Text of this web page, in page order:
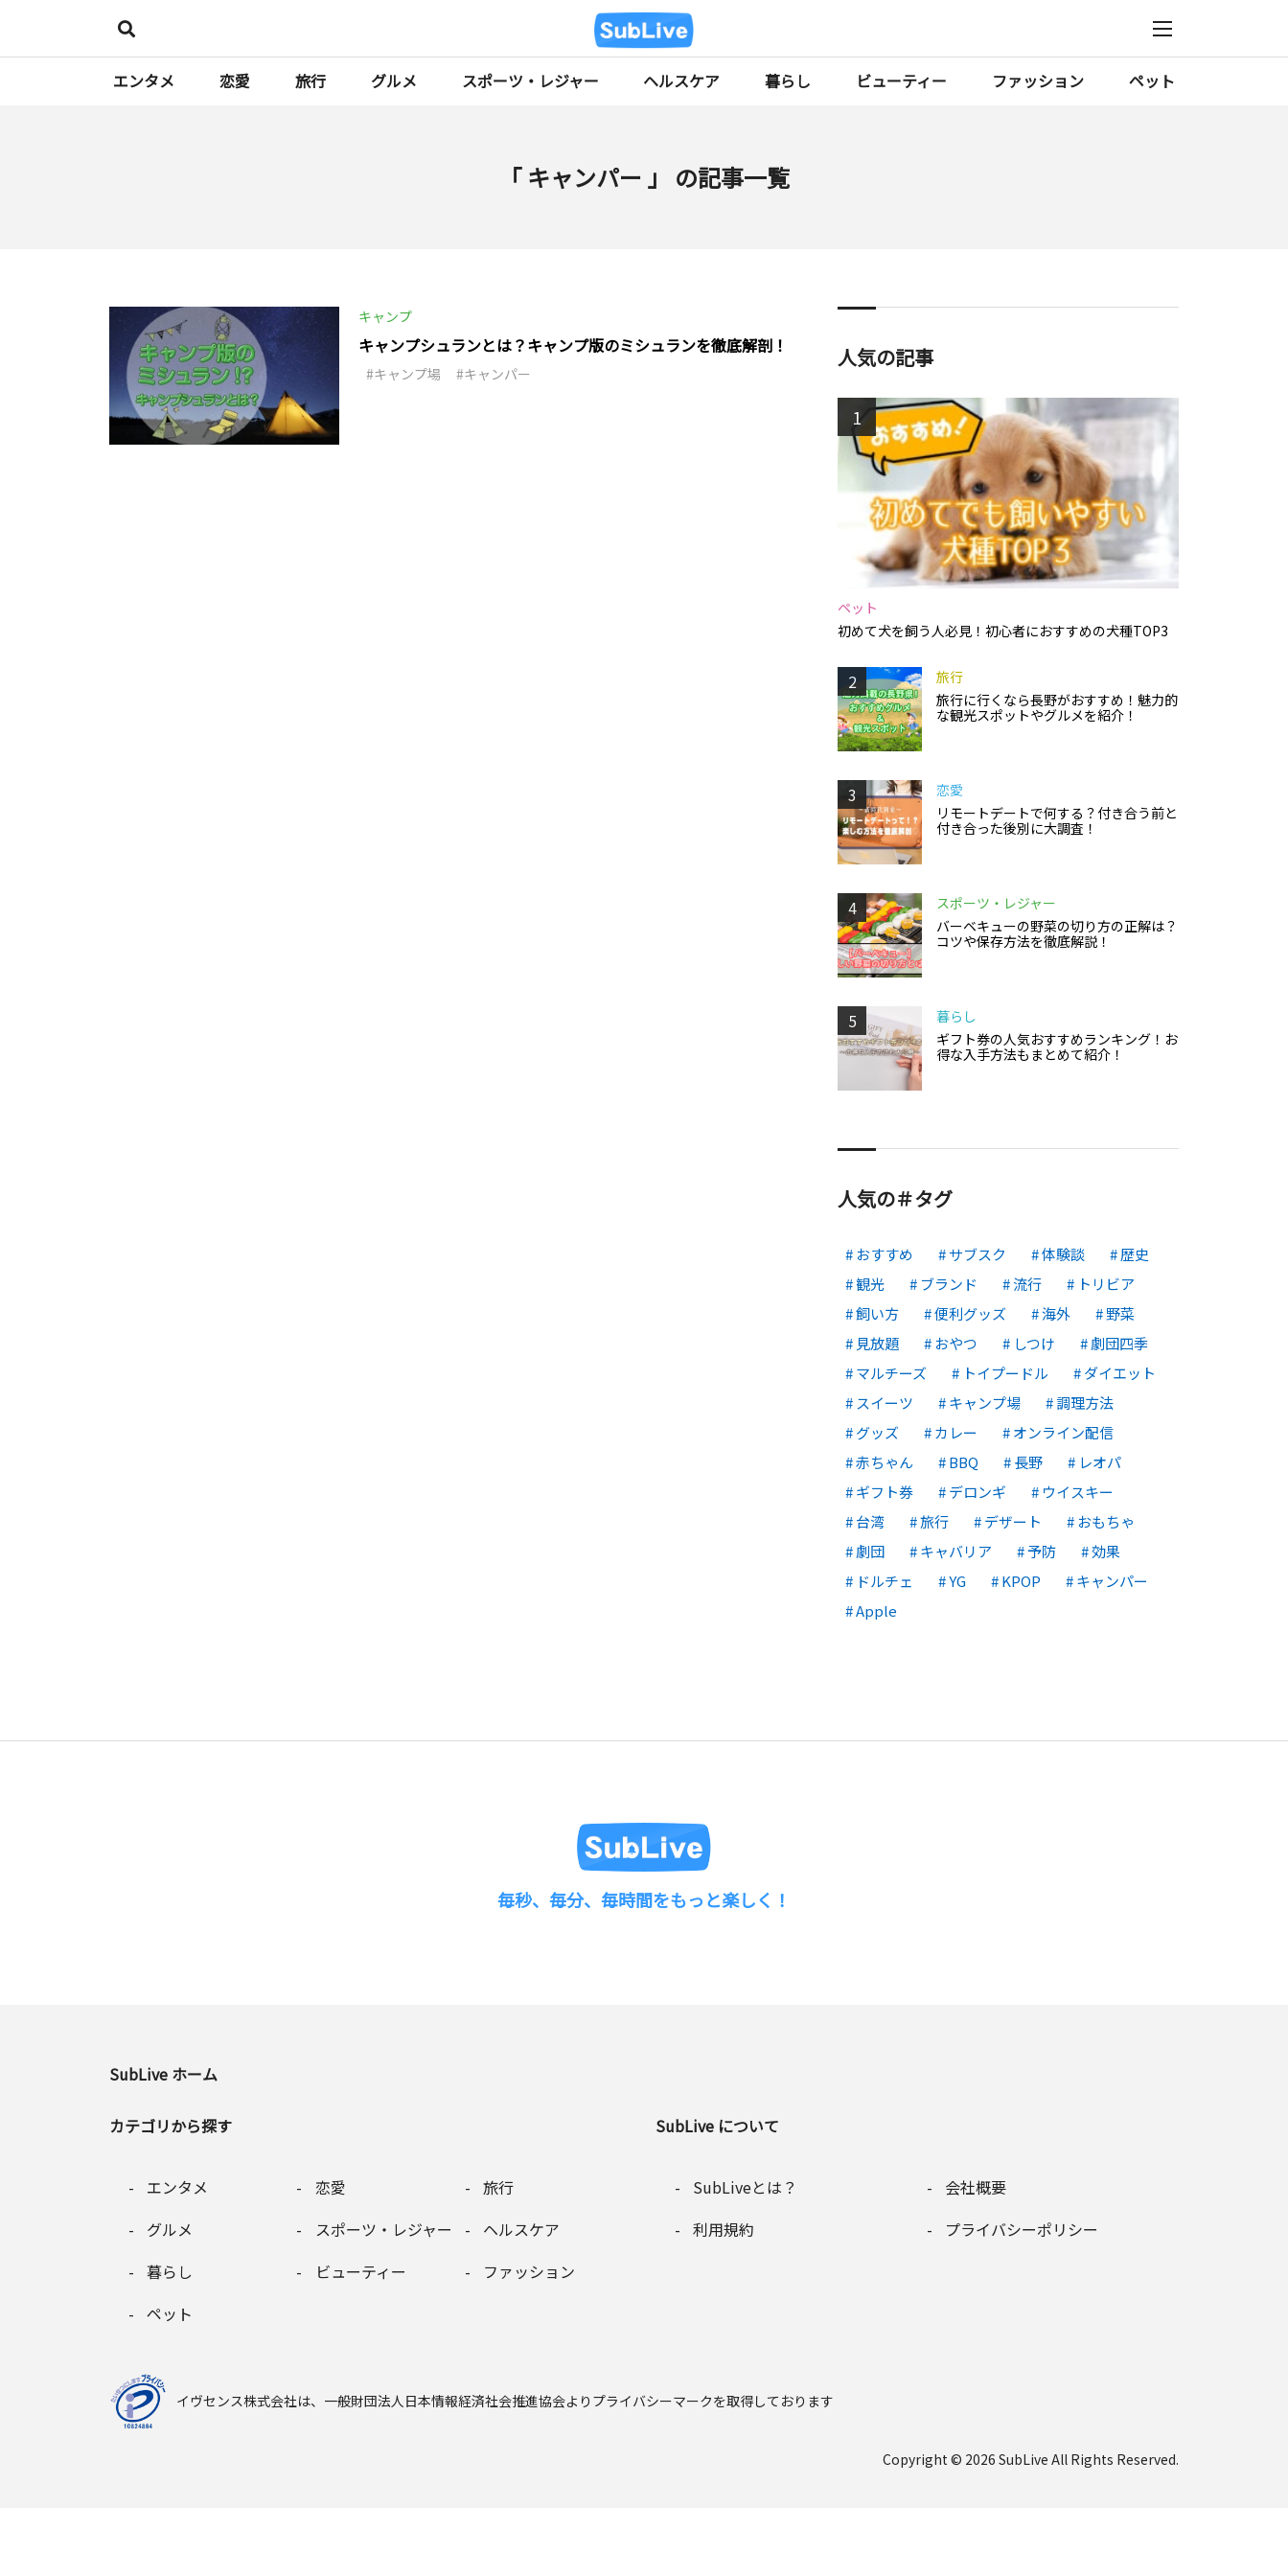
エンタメ 恋愛 旅行 グルメ スポーツ・レジャー ヘルスケア 暮らし ビューティー ファッション ペット
「 キャンパー 」 の記事一覧
キャンプ
キャンプシュランとは？キャンプ版のミシュランを徹底解剖！
キャンプ場 キャンパー
人気の記事
1
ペット
初めて犬を飼う人必見！初心者におすすめの犬種TOP3
2
旅行
旅行に行くなら長野がおすすめ！魅力的
な観光スポットやグルメを紹介！
3
恋愛
リモートデートで何する？付き合う前と
付き合った後別に大調査！
4
スポーツ・レジャー
バーベキューの野菜の切り方の正解は？
コツや保存方法を徹底解説！
5
暮らし
ギフト券の人気おすすめランキング！お
得な入手方法もまとめて紹介！
人気の＃タグ
おすすめ サブスク 体験談
歴史
観光
ブランド 流行
トリビア
飼い方
便利グッズ 海外
野菜
見放題
おやつ しつけ
劇団四季
マルチーズ
トイプードル
ダイエット
スイーツ
キャンプ場
調理方法
グッズ
カレー
オンライン配信
赤ちゃん
BBQ 長野
レオパ
ギフト券
デロンギ
ウイスキー
台湾
旅行 デザート
おもちゃ
劇団
キャバリア 予防
効果
ドルチェ
YG KPOP
キャンパー
Apple
毎秒、毎分、毎時間をもっと楽しく！
SubLive ホーム
カテゴリから探す
エンタメ 恋愛
旅行
グルメ
スポーツ・レジャー
ヘルスケア
暮らし
ビューティー
ファッション
ペット
SubLive について
SubLiveとは？
会社概要
利用規約
プライバシーポリシー
イヴセンス株式会社は、 一般財団法人日本情報経済社会推進協会よりプライバシーマークを取得しております
Copyright © 2026 SubLive All Rights Reserved.